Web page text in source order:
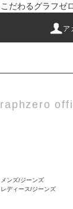
だわるグラフゼ
ア
メンズ/ジーンズ
レディース/ジーンズ